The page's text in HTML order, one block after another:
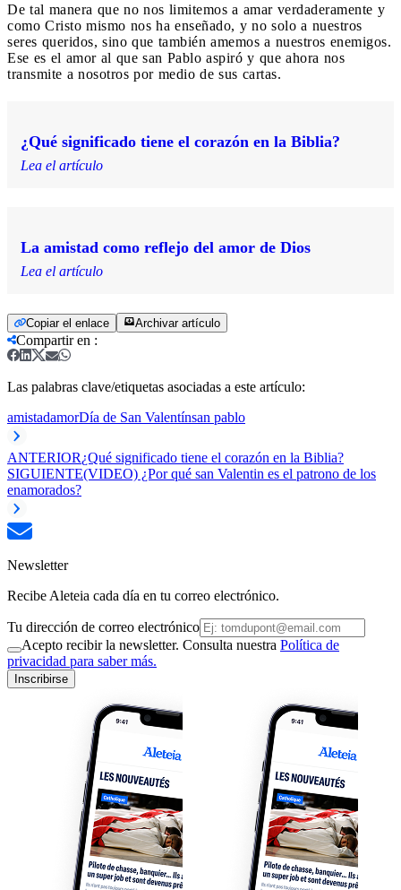
De tal manera que no nos limitemos a amar verdaderamente y
como Cristo mismo nos ha enseñado, y no solo a nuestros
seres queridos, sino que también amemos a nuestros enemigos.
Ese es el amor al que san Pablo aspiró y que ahora nos
transmite a nosotros por medio de sus cartas.
¿Qué significado tiene el corazón en la Biblia?
Lea el artículo
La amistad como reflejo del amor de Dios
Lea el artículo
Copiar el enlace Archivar artículo
Compartir en :
Las palabras clave/etiquetas asociadas a este artículo:
amistadamorDía de San Valentínsan pablo
ANTERIOR¿Qué significado tiene el corazón en la Biblia?
SIGUIENTE(VIDEO) ¿Por qué san Valentin es el patrono de los
enamorados?
Newsletter
Recibe Aleteia cada día en tu correo electrónico.
Tu dirección de correo electrónico
Acepto recibir la newsletter. Consulta nuestra Política de
privacidad para saber más.
Inscribirse